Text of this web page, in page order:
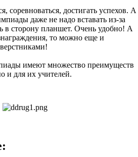
соревноваться, достигать успехов. А
даже не надо вставать из-за
в сторону планшет. Очень удобно! А
то можно еще и
имеют множество преимуществ
и для их учителей.